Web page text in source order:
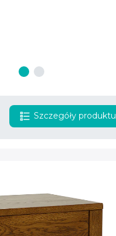
Szczegóły produktu